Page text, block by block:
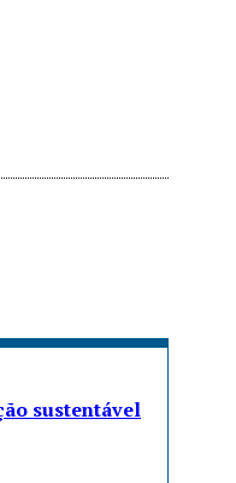
sustentável